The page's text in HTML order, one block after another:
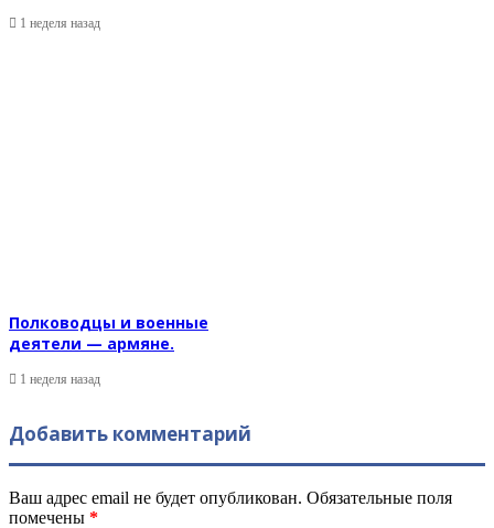
1 неделя назад
Полководцы и военные
деятели — армяне.
1 неделя назад
Добавить комментарий
Ваш адрес email не будет опубликован. Обязательные поля
помечены *